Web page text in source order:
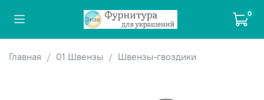
0
Главная 01 Швензы Швензы-гвоздики